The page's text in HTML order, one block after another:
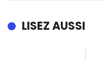
LISEZ AUSSI